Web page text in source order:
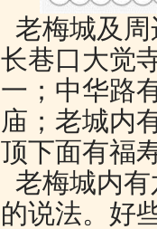
老梅城及
长巷口大觉
一；中华路
庙；老城内
顶下面有福
老梅城内
的说法。好